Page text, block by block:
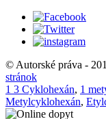
© Autorské práva -
stránok
1 3 Cyklohexán, 1
Metylcyklohexán,